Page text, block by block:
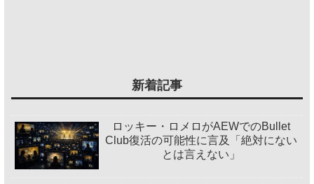
新着記事
ロッキー・ロメロがAEWでのBullet
Club復活の可能性に言及「絶対にない
とは言えない」